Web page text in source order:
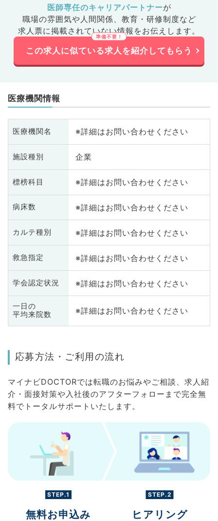
医師専任のキャリアパートナーが
職場の雰囲気や人間関係、 教育・研修制度など
求人票に掲載されていない情報をお伝えします。
この求人に似ている求人を紹介してもらう
医療機関情報
医療機関名 ※詳細はお問い合わせください
施設種別 企業
標榜科目 ※詳細はお問い合わせください
病床数 ※詳細はお問い合わせください
カルテ種別 ※詳細はお問い合わせください
救急指定 ※詳細はお問い合わせください
学会認定状況 ※詳細はお問い合わせください
一日の
平均来院数
※詳細はお問い合わせください
応募方法・ご利用の流れ
マイナビDOCTORでは転職のお悩みやご相談、求人紹
介・面接対策や入社後のアフターフォローまで完全無
料でトータルサポートいたします。
STEP.1
無料お申込み
STEP.2
ヒアリング